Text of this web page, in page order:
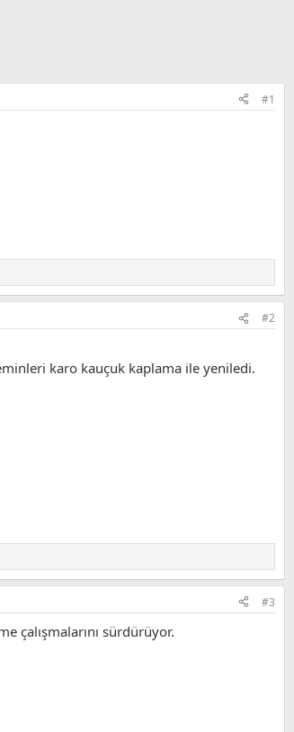
#1
#2
karo kauçuk kaplama ile yeniledi.
#3
çalışmalarını sürdürüyor.